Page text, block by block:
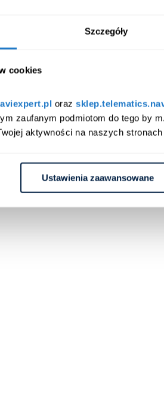
Szczegóły
cookies
oraz
zaufanym podmiotom do tego by
aktywności na naszych
Ustawienia zaawansowane